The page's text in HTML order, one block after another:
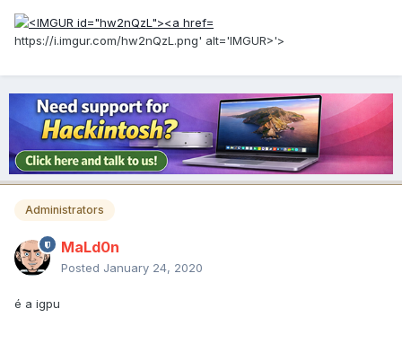
https://i.imgur.com/hw2nQzL.png' alt='IMGUR>'>
Administrators
MaLd0n
Posted January 24, 2020
é a igpu